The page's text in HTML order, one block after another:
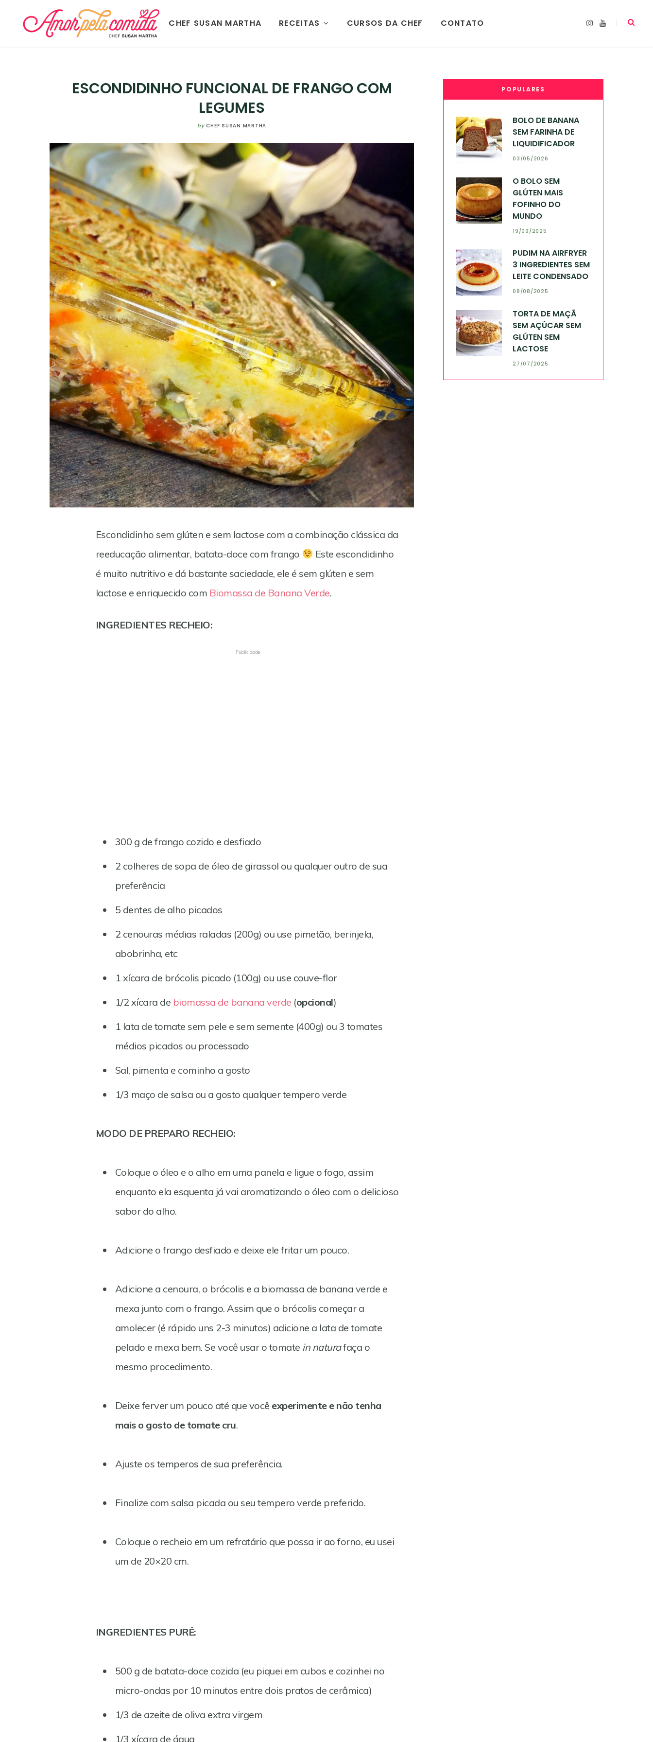
CHEF SUSAN MARTHA RECEITAS CURSOS DA CHEF CONTATO
I
m
Y
ESCONDIDINHO FUNCIONAL DE FRANGO COM
LEGUMES
by CHEF SUSAN MARTHA
Escondidinho sem glúten e sem lactose com a combinação clássica da
reeducação alimentar, batata-doce com frango
Este escondidinho
é muito nutritivo e dá bastante saciedade, ele é sem glúten e sem
lactose e enriquecido com Biomassa de Banana Verde.
INGREDIENTES RECHEIO:
Publicidade
300 g de frango cozido e desfiado
2 colheres de sopa de óleo de girassol ou qualquer outro de sua
preferência
5 dentes de alho picados
2 cenouras médias raladas (200g) ou use pimetão, berinjela,
abobrinha, etc
1 xícara de brócolis picado (100g) ou use couve-flor
1/2 xícara de biomassa de banana verde (opcional)
1 lata de tomate sem pele e sem semente (400g) ou 3 tomates
médios picados ou processado
Sal, pimenta e cominho a gosto
1/3 maço de salsa ou a gosto qualquer tempero verde
MODO DE PREPARO RECHEIO:
Coloque o óleo e o alho em uma panela e ligue o fogo, assim
enquanto ela esquenta já vai aromatizando o óleo com o delicioso
sabor do alho.
Adicione o frango desfiado e deixe ele fritar um pouco.
Adicione a cenoura, o brócolis e a biomassa de banana verde e
mexa junto com o frango. Assim que o brócolis começar a
amolecer (é rápido uns 2-3 minutos) adicione a lata de tomate
pelado e mexa bem. Se você usar o tomate in naturafaça o
mesmo procedimento.
Deixe ferver um pouco até que você experimente e não tenha
mais o gosto de tomate cru.
Ajuste os temperos de sua preferência.
Finalize com salsa picada ou seu tempero verde preferido.
Coloque o recheio em um refratário que possa ir ao forno, eu usei
um de 20×20 cm.
INGREDIENTES PURÊ:
500 g de batata-doce cozida (eu piquei em cubos e cozinhei no
micro-ondas por 10 minutos entre dois pratos de cerâmica)
1/3 de azeite de oliva extra virgem
1/3 xícara de água
POPULARES
BOLO DE BANANA
SEM FARINHA DE
LIQUIDIFICADOR
03/05/2026
O BOLO SEM
GLÚTEN MAIS
FOFINHO DO
MUNDO
19/09/2025
PUDIM NA AIRFRYER
3 INGREDIENTES SEM
LEITE CONDENSADO
08/08/2025
TORTA DE MAÇÃ
SEM AÇÚCAR SEM
GLÚTEN SEM
LACTOSE
27/07/2025